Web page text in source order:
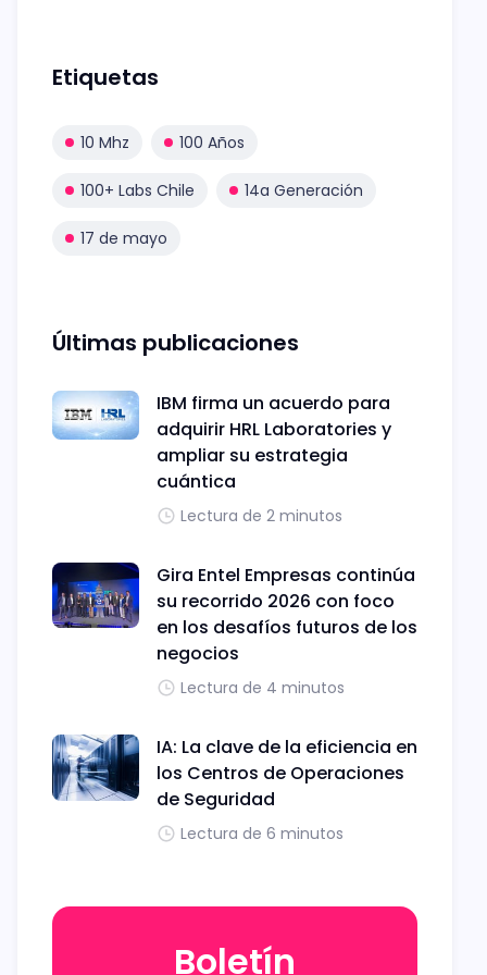
Etiquetas
10 Mhz 100 Años
100+ Labs Chile 14a Generación
17 de mayo
Últimas publicaciones
IBM firma un acuerdo para
adquirir HRL Laboratories y
ampliar su estrategia
cuántica
Lectura de 2 minutos
Gira Entel Empresas continúa
su recorrido 2026 con foco
en los desafíos futuros de los
negocios
Lectura de 4 minutos
IA: La clave de la eficiencia en
los Centros de Operaciones
de Seguridad
Lectura de 6 minutos
Boletín